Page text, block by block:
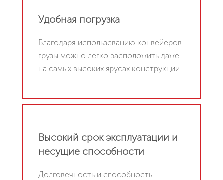
Удобная погрузка
Благодаря использованию конвейеров
грузы можно легко расположить даже
на самых высоких ярусах конструкции.
Высокий срок эксплуатации и
несущие способности
Долговечность и способность